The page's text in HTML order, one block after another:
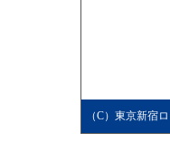
（C）東京新宿